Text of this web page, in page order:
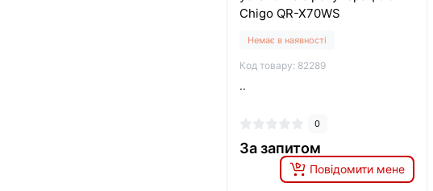
Chigo QR-X70WS
Немає в наявності
Код товару: 82289
..
0
За запитом
Повідомити мене